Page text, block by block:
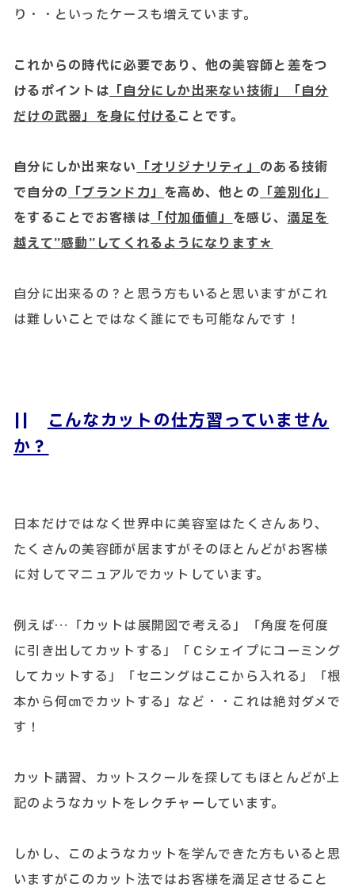
り・・といったケースも増えています。
これからの時代に必要であり、他の美容師と差をつ
けるポイントは 「自分にしか出来ない技術」「自分
だけの武器」を身に付けることです。
自分にしか出来ない 「オリジナリティ」 のある技術
で自分の 「ブランド力」 を高め、他との 「差別化」
をすることでお客様は 「付加価値」 を感じ、 満足を
越えて”感動”してくれるようになります＊
自分に出来るの？と思う方もいると思いますがこれ
は難しいことではなく誰にでも可能なんです！
||
こんなカットの仕方習っていません
か？
日本だけではなく世界中に美容室はたくさんあり、
たくさんの美容師が居ますがそのほとんどがお客様
に対してマニュアルでカットしています。
例えば…「カットは展開図で考える」「角度を何度
に引き出してカットする」「Ｃシェイプにコーミング
してカットする」「セニングはここから入れる」「根
本から何㎝でカットする」など・・これは絶対ダメで
す！
カット講習、カットスクールを探してもほとんどが上
記のようなカットをレクチャーしています。
しかし、このようなカットを学んできた方もいると思
いますがこのカット法ではお客様を満足させること